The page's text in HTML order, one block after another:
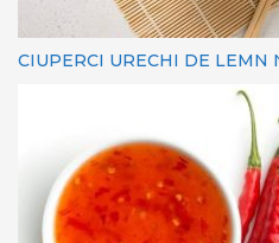
CIUPERCI URECHI DE LEMN